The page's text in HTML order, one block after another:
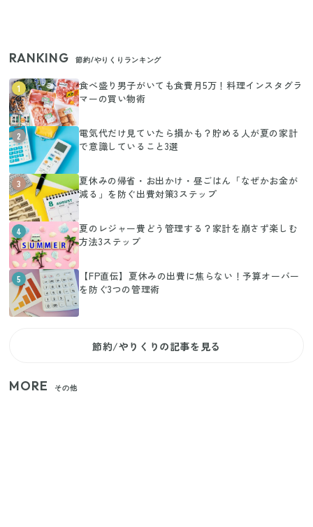
RANKING 節約/やりくりランキング
1
食べ盛り男子がいても食費月5万！料理インスタグラ
マーの買い物術
2
電気代だけ見ていたら損かも？貯める人が夏の家計
で意識していること3選
3
夏休みの帰省・お出かけ・昼ごはん「なぜかお金が
減る」を防ぐ出費対策3ステップ
4
夏のレジャー費どう管理する？家計を崩さず楽しむ
方法3ステップ
5
【FP直伝】夏休みの出費に焦らない！予算オーバー
を防ぐ3つの管理術
節約/やりくりの記事を見る
MORE その他